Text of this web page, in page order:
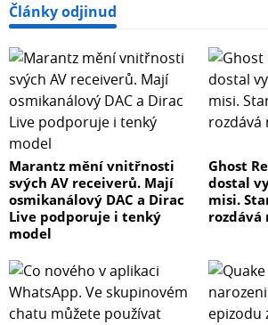
přizpůsobení Z-TONE
5 – Nástrojový vstup
6 – Ovladač preset s přiřaditelnou
presetů AmpliTube)
7 – Vestavěná ladička
8 – Referenční sluchátkový výstup
Články odjinud
Marantz mění vnitřnosti
svých AV receiverů. Mají
osmikanálový DAC a Dirac
Live podporuje i tenký
model
Ghost
dostal
misi.
rozdává